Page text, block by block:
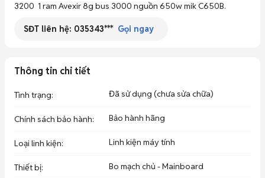
3200  1 ram Avexir 8g bus 3000 nguồn 650w mik C650B.
SĐT liên hệ: 035343*** Gọi ngay
Thông tin chi tiết
Tình trạng: Đã sử dụng (chưa sửa chữa)
Chính sách bảo hành: Bảo hành hãng
Loại linh kiện: Linh kiện máy tính
Thiết bị: Bo mạch chủ - Mainboard